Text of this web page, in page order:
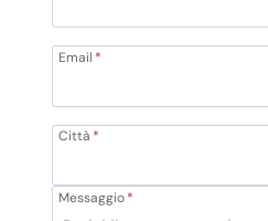
Email *
Città *
Messaggio*